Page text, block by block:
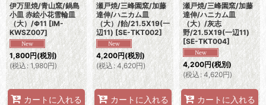
伊万里焼/青山窯/鍋島
小皿 赤絵小花雪輪皿
（大）/Φ11 [IM-
KWSZ007]
1,800円(税別)
(税込: 1,980円)
カートに入れる
瀬戸焼/三峰園窯/加藤
達伸/ハニカム皿
（大）/飴/21.5X19(一
辺11) [SE-TKT002]
4,200円(税別)
(税込: 4,620円)
カートに入れる
瀬戸焼/三峰園窯/加藤
達伸/ハニカム皿
（大）/灰志
野/21.5X19(一辺11)
[SE-TKT004]
4,200円(税別)
(税込: 4,620円)
カートに入れる